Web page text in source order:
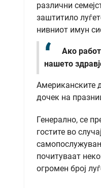
различни
заштитило
нивниот имун
Ако
нашето
Американските
дочек на
Генерално, се
гостите во
почитуваат
огромен број